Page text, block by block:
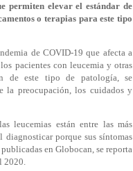
permiten elevar el estándar de
o terapias para este tipo
de COVID-19 que afecta a
pacientes con leucemia y otras
de este tipo de patología, se
la preocupación, los cuidados y
leucemias están entre las más
porque sus síntomas
en Globocan, se reporta
2020.